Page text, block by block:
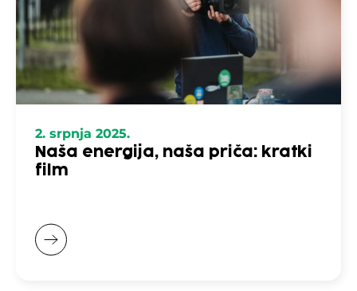
2. srpnja 2025.
Naša energija, naša priča: kratki
film